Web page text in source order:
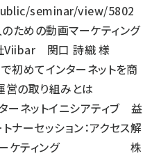
seminar/view/5802
ための動画マーケティング
関口 詩織 様
初めてインターネットを商
営の取り組みとは
トイニシアティブ 益
ーセッション：アクセス解
マーケティング 株